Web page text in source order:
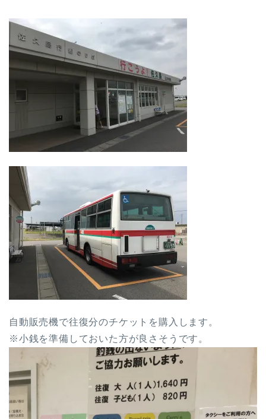
自動販売機で往復分のチケットを購入します。
※小銭を準備しておいた方が良さそうです。